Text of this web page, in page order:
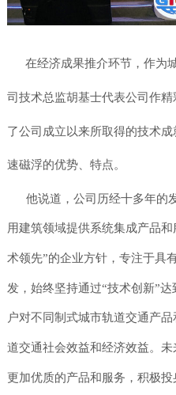
在经济成果推介环节，作为
司技术总监胡基士代表公司作
了公司成立以来所取得的技术
速磁浮的优势、特点。
他说道，公司历经十多年的
用建筑领域提供系统集成产品
术领先”的企业方针，专注于具
发，始终坚持通过“技术创新”
户对不同制式城市轨道交通产
道交通社会效益和经济效益。
更加优质的产品和服务，积极